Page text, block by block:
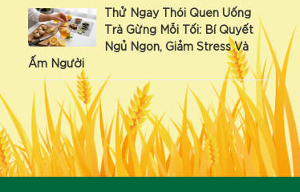
Thử Ngay Thói Quen Uống
Trà Gừng Mỗi Tối: Bí Quyết
Ngủ Ngon, Giảm Stress Và
Ấm Người